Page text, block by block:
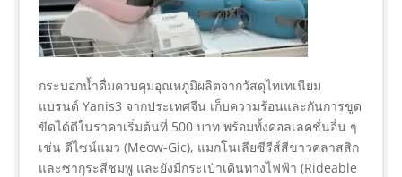
กระบอกน้ำดื่มควบคุมอุณหภูมิผลิตจากวัสดุไทเทเนียม
แบรนด์ Yanis3 จากประเทศจีน เก็บความร้อนและกันการขูด
ขีดได้ดีในราคาเริ่มต้นที่ 500 บาท พร้อมทั้งคอลเลคชั่นอื่น ๆ
เช่น ดีไซน์แมว (Meow-Gic), แมกโนเลียซีรีส์สีขาวคลาสสิก
และซากุระสีชมพู และยังมีกระเป๋าเดินทางไฟฟ้า (Rideable